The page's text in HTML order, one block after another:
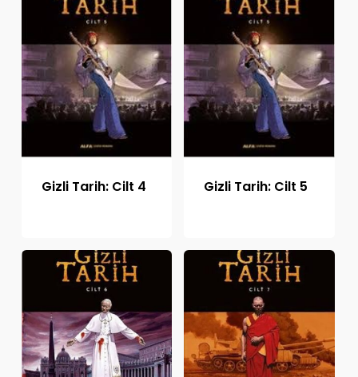
Gizli Tarih: Cilt 4 Gizli Tarih: Cilt 5